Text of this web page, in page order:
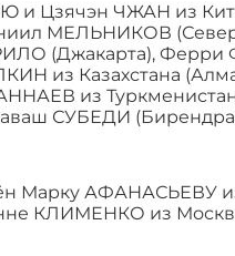
и Цзячэн ЧЖАН из
МЕЛЬНИКОВ
(Джакарта),
из Казахстана
из
СУБЕДИ
Марку АФАНАСЬЕВУ
КЛИМЕНКО из